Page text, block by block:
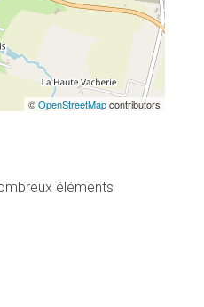
©OpenStreetMapcontributors
éléments